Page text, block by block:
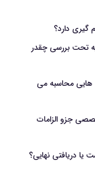
گیری دارد؟
تحت بررسی چقدر
محاسبه می
جزو الزامات
یا دریافتی نهایی؟